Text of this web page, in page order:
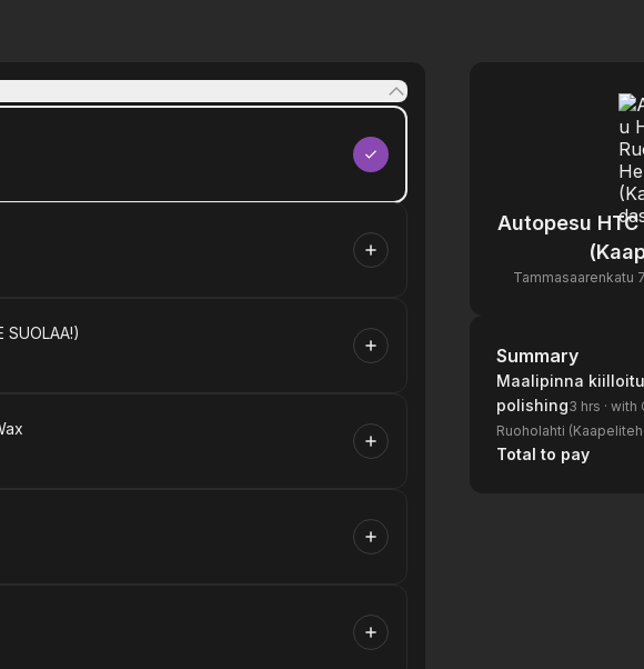
SUOLAA!)
Autopesu
Tammasaarenkatu
Summary
Summary
Maalipinna
polishing3 hrs · with
Ruoholahti
Total to pay